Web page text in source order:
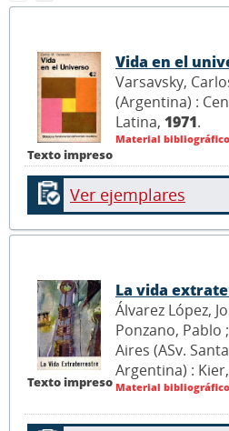
Texto impreso
Vida en el
Varsavsky,
(Argentina) :
Latina, 1971.
Material
Ver ejemplares
Texto impreso
La vida
Álvarez López,
Ponzano, Pablo
Aires (ASv.
Argentina) : Kier,
Material